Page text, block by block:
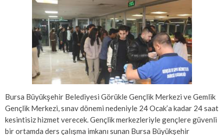
Bursa Büyükşehir Belediyesi Görükle Gençlik Merkezi ve Gemlik
Gençlik Merkezi, sınav dönemi nedeniyle 24 Ocak’a kadar 24 saat
kesintisiz hizmet verecek. Gençlik merkezleriyle gençlere güvenli
bir ortamda ders çalışma imkanı sunan Bursa Büyükşehir